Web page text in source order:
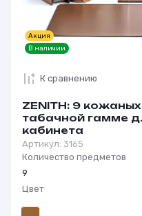
Акция
В наличии
ZENITH: 9
табачной гамме
кабинета
Артикул: 3165
Количество предметов
9
Цвет
К сравнению